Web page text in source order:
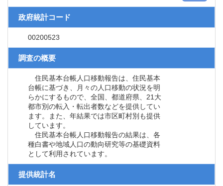
政府統計コード
00200523
調査の概要
住民基本台帳人口移動報告は、住民基本
台帳に基づき、月々の人口移動の状況を明
らかにするもので、全国、都道府県、21大
都市別の転入・転出者数などを提供してい
ます。また、年結果では市区町村別も提供
しています。
住民基本台帳人口移動報告の結果は、各
種白書や地域人口の動向研究等の基礎資料
として利用されています。
提供統計名